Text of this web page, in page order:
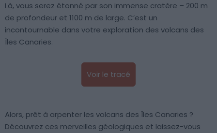
Là, vous serez étonné par son immense cratère – 200 m
de profondeur et 1100 m de large. C’est un
incontournable dans votre exploration des volcans des
Îles Canaries.
Voir le tracé
Alors, prêt à arpenter les volcans des Îles Canaries ?
Découvrez ces merveilles géologiques et laissez-vous